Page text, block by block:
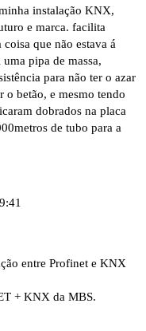
instalação KNX,
e marca. facilita
que não estava á
pipa de massa,
para não ter o azar
o betão, e mesmo tendo
dobrados na placa
de tubo para a
entre Profinet e KNX
+ KNX da MBS.